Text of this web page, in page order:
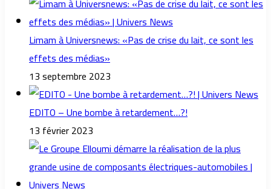
Limam à Universnews: «Pas de crise du lait, ce sont les
effets des médias»
13 septembre 2023
EDITO – Une bombe à retardement…?!
13 février 2023